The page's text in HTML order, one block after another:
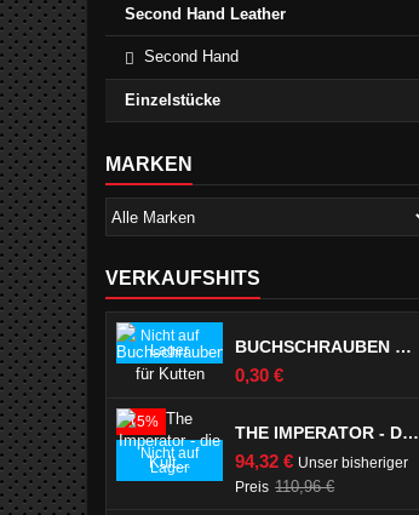
Second Hand Leather
Second Hand
Einzelstücke
MARKEN
VERKAUFSHITS
Nicht auf
Lager
BUCHSCHRAUBEN FÜR KUTTEN
Preis
0,30 €
-15%
Nicht auf
Lager
THE IMPERATOR - DIE KULT LEDERKUTTE
Preis
94,32 € Unser bisheriger
Preis Verkaufspreis
110,96 €